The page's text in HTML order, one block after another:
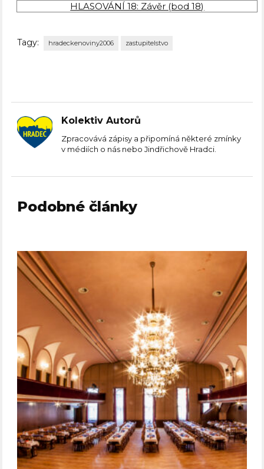
HLASOVÁNÍ 18: Závěr (bod 18)
Tagy: hradeckenoviny2006 zastupitelstvo
Kolektiv Autorů
Zpracovává zápisy a připomíná některé zmínky
v médiích o nás nebo Jindřichově Hradci.
Podobné články